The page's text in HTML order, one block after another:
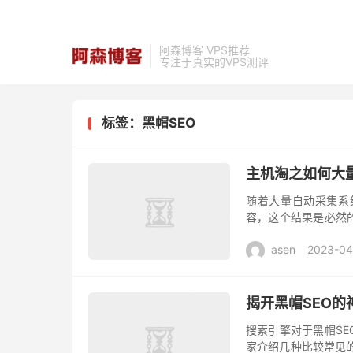
阿森博客 VPS推荐
专注于真实的VPS测评
标签：黑帽SEO
主机淘之如何大
随着大量自动采集
容，这个结果是必然
训的黑帽S...
asen 2023-
揭开黑帽SEO的
搜索引擎对于黑帽
家介绍几种比较常见